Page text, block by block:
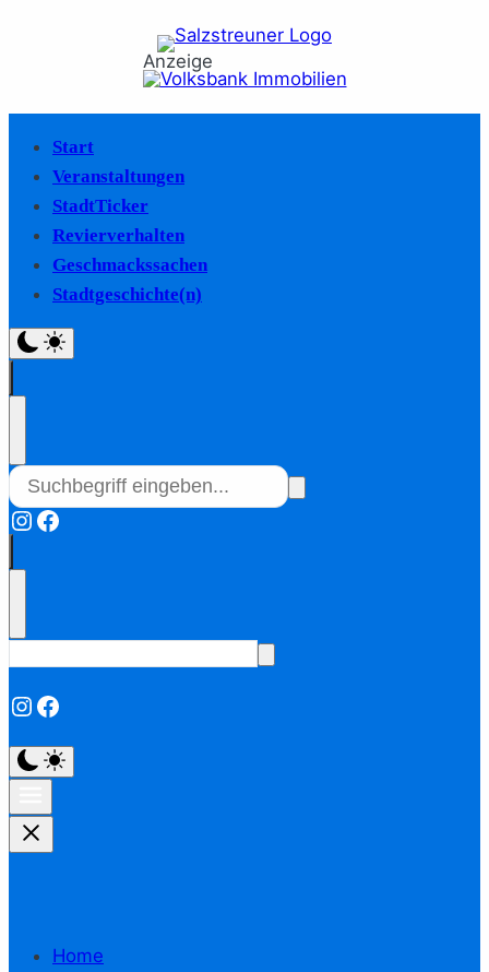
Anzeige
Start
Veranstaltungen
StadtTicker
Revierverhalten
Geschmackssachen
Stadtgeschichte(n)
Instagram
Facebook
Instagram
Facebook
Home